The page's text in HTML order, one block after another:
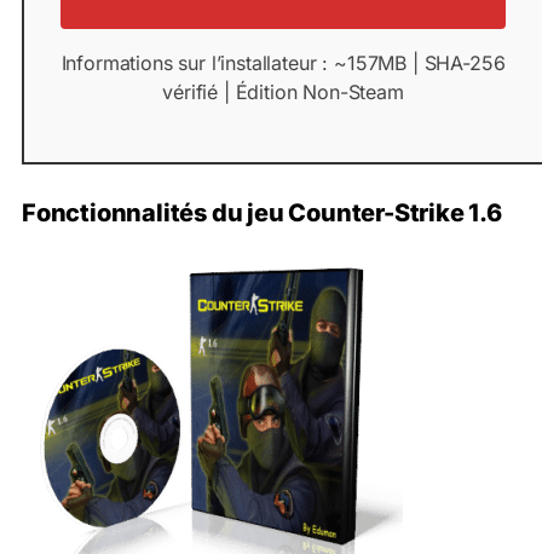
Informations sur l’installateur : ~157MB | SHA-256
vérifié | Édition Non-Steam
Fonctionnalités du jeu Counter-Strike 1.6